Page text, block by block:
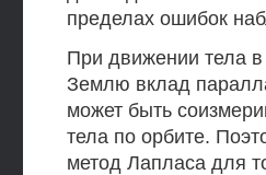
пределах ошибок
При движении тела
Землю вклад
может быть
тела по орбите.
метод Лапласа для